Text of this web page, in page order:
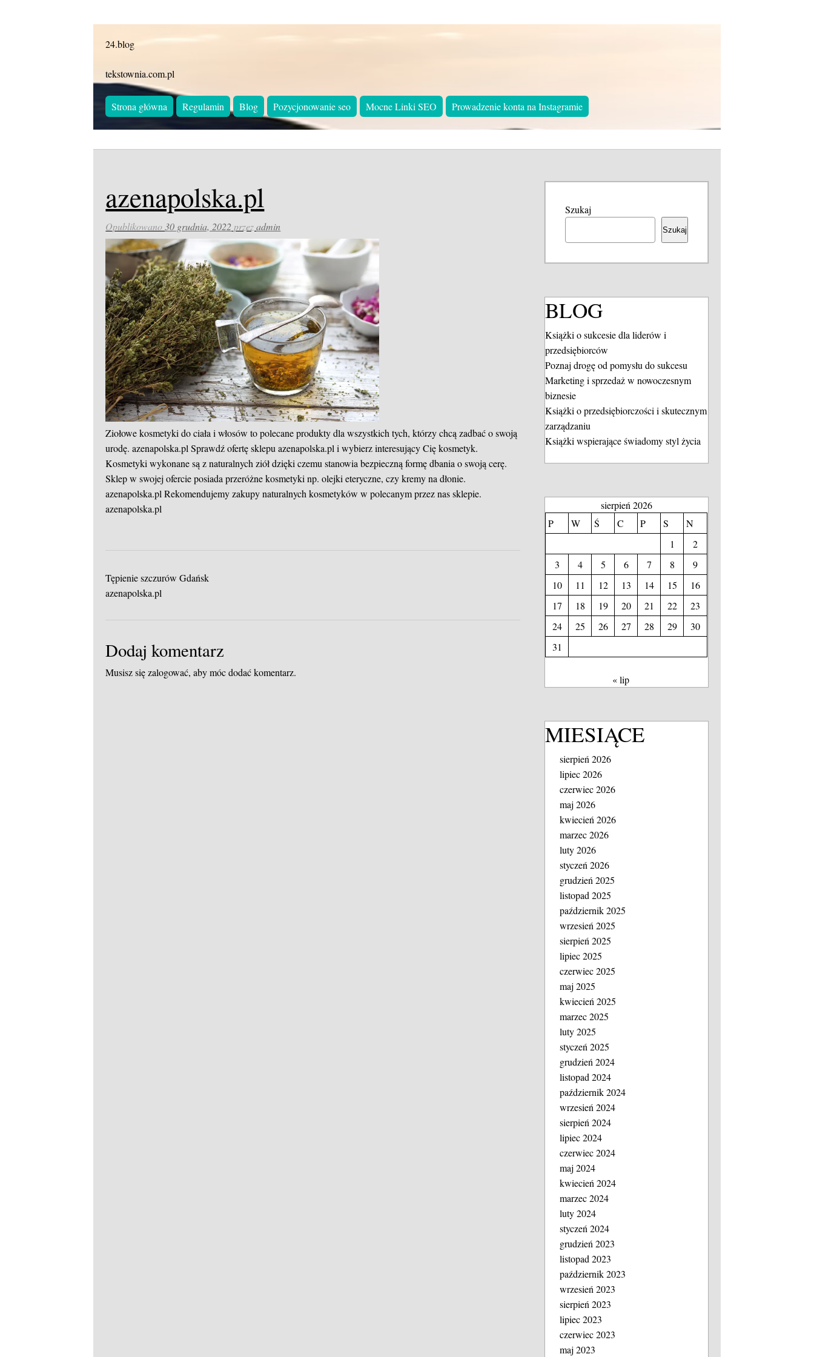
24.blog
tekstownia.com.pl
Strona główna Regulamin Blog Pozycjonowanie seo Mocne Linki SEO Prowadzenie konta na Instagramie
azenapolska.pl
Opublikowano30 grudnia, 2022 przezadmin
Ziołowe kosmetyki do ciała i włosów to polecane produkty dla wszystkich tych, którzy chcą zadbać o swoją
urodę.azenapolska.pl Sprawdź ofertę sklepu azenapolska.pl i wybierz interesujący Cię kosmetyk.
Kosmetyki wykonane są z naturalnych ziół dzięki czemu stanowia bezpieczną formę dbania o swoją cerę.
Sklep w swojej ofercie posiada przeróżne kosmetyki np. olejki eteryczne, czy kremy na dłonie.
azenapolska.pl Rekomendujemy zakupy naturalnych kosmetyków w polecanym przez nas sklepie.
azenapolska.pl
Tępienie szczurów Gdańsk
azenapolska.pl
Dodaj komentarz
Musisz sięzalogować, aby móc dodać komentarz.
Szukaj
Szukaj
BLOG
Książki o sukcesie dla liderów i
przedsiębiorców
Poznaj drogę od pomysłu do sukcesu
Marketing i sprzedaż w nowoczesnym
biznesie
Książki o przedsiębiorczości i skutecznym
zarządzaniu
Książki wspierające świadomy styl życia
sierpień 2026
P
W Ś C P S
N
1
2
3
4 5 6 7 8
9
10
11 12 13 14 15
16
17
18 19 20 21 22
23
24
25 26 27 28 29
30
31
« lip
MIESIĄCE
sierpień 2026
lipiec 2026
czerwiec 2026
maj 2026
kwiecień 2026
marzec 2026
luty 2026
styczeń 2026
grudzień 2025
listopad 2025
październik 2025
wrzesień 2025
sierpień 2025
lipiec 2025
czerwiec 2025
maj 2025
kwiecień 2025
marzec 2025
luty 2025
styczeń 2025
grudzień 2024
listopad 2024
październik 2024
wrzesień 2024
sierpień 2024
lipiec 2024
czerwiec 2024
maj 2024
kwiecień 2024
marzec 2024
luty 2024
styczeń 2024
grudzień 2023
listopad 2023
październik 2023
wrzesień 2023
sierpień 2023
lipiec 2023
czerwiec 2023
maj 2023